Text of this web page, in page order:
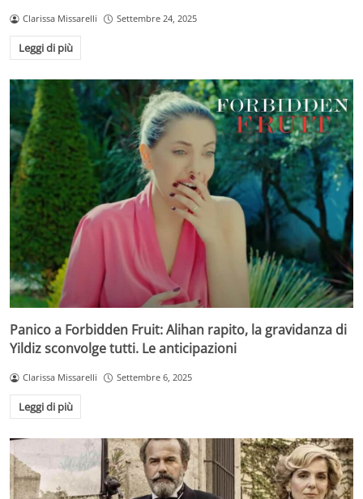
Clarissa Missarelli Settembre 24, 2025
Leggi di più
Panico a Forbidden Fruit: Alihan rapito, la gravidanza di
Yildiz sconvolge tutti. Le anticipazioni
Clarissa Missarelli Settembre 6, 2025
Leggi di più